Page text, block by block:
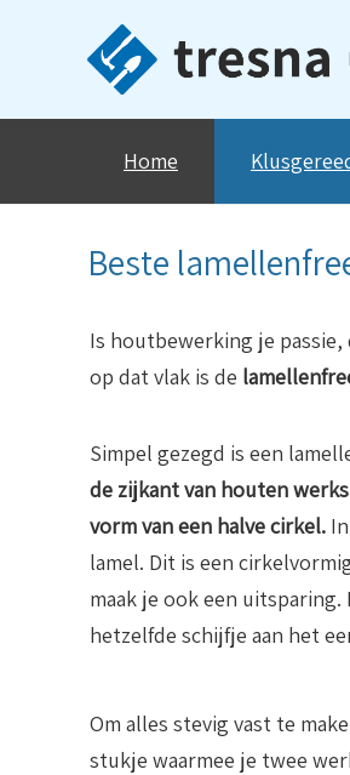
Home
Beste
Is houtbewerking je
op dat vlak is de
Simpel gezegd is een
de zijkant van houten
vorm van een halve cirkel.
lamel. Dit is een
maak je ook een
hetzelfde schijfje aan het
Om alles stevig vast te
stukje waarmee je twee